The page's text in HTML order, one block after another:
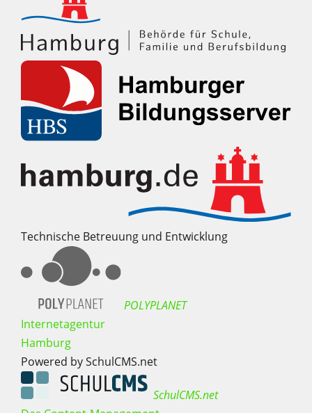
Technische Betreuung und Entwicklung
POLYPLANET
Internetagentur
Hamburg
Powered by SchulCMS.net
SchulCMS.net